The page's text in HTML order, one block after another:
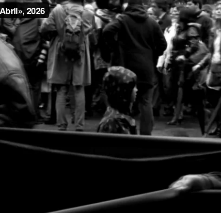
RedSkyFalls: Miscelânea #3
Ensaio Visual + Autor em residência
THE GROUND
SWAM TO
SURFACE
Susana Mouzinho